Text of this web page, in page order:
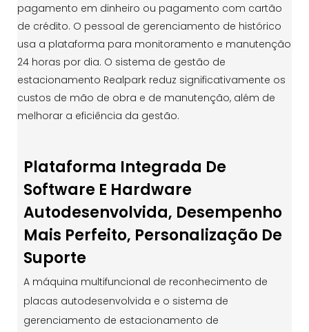
pagamento em dinheiro ou pagamento com cartão
de crédito. O pessoal de gerenciamento de histórico
usa a plataforma para monitoramento e manutenção
24 horas por dia. O sistema de gestão de
estacionamento Realpark reduz significativamente os
custos de mão de obra e de manutenção, além de
melhorar a eficiência da gestão.
Plataforma Integrada De
Software E Hardware
Autodesenvolvida, Desempenho
Mais Perfeito, Personalização De
Suporte
A máquina multifuncional de reconhecimento de
placas autodesenvolvida e o sistema de
gerenciamento de estacionamento de